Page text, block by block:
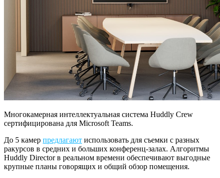
Многокамерная интеллектуальная система Huddly Crew
сертифицирована для Microsoft Teams.
До 5 камер предлагают использовать для съемки с разных
ракурсов в средних и больших конференц-залах. Алгоритмы
Huddly Director в реальном времени обеспечивают выгодные
крупные планы говорящих и общий обзор помещения.